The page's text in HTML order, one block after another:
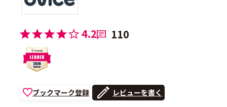
4.2 110
ブックマーク登録 レビューを書く